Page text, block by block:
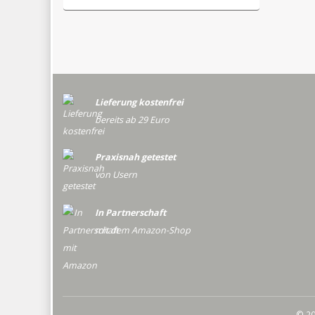
Lieferung kostenfrei
bereits ab 29 Euro
Praxisnah getestet
von Usern
In Partnerschaft
mit dem Amazon-Shop